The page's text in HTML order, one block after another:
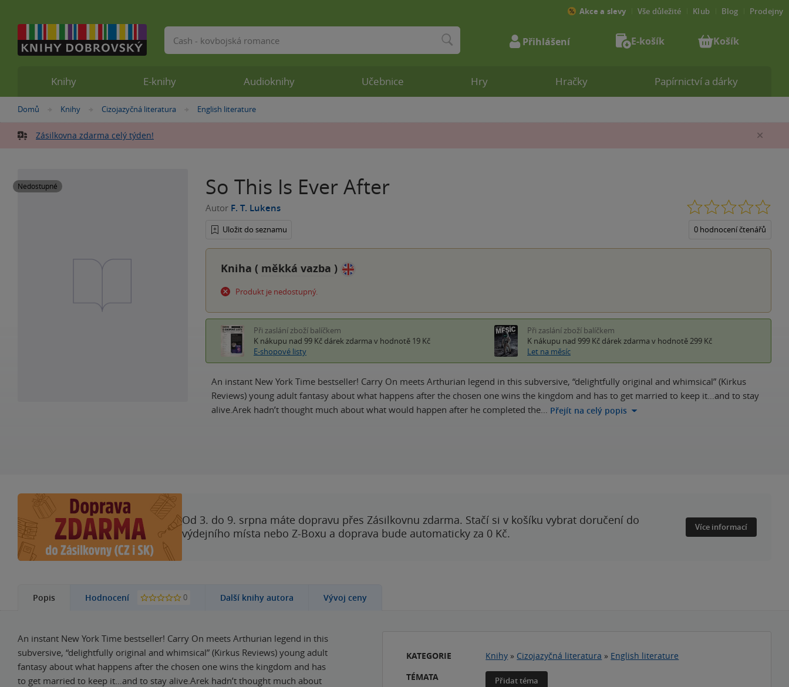
Nacházíte
zde:
Domů »
Knihy »
Cizojazyčná literatura »
English literature
Zásilkovna zdarma celý týden!
Nedostupné So This Is Ever After
Autor F. T. Lukens
Uložit do seznamu 0 hodnocení čtenářů
Kniha ( měkká vazba )
Produkt je nedostupný.
Při zaslání zboží balíčkem
K nákupu nad 99 Kč dárek zdarma v hodnotě 19 Kč
E-shopové listy
Při zaslání zboží balíčkem
K nákupu nad 999 Kč dárek zdarma v hodnotě 299 Kč
Let na měsíc
An instant New York Time bestseller! Carry On meets Arthurian legend in this subversive, “delightfully original and whimsical” (Kirkus
Reviews) young adult fantasy about what happens after the chosen one wins the kingdom and has to get married to keep it…and to stay
alive.Arek hadn’t thought much about what would happen after he completed the… Přejít na celý popis
Od 3. do 9. srpna máte dopravu přes Zásilkovnu zdarma. Stačí si v košíku vybrat doručení do
výdejního místa nebo Z-Boxu a doprava bude automaticky za 0 Kč.
Více informací
Popis Hodnocení 0 Další knihy autora Vývoj ceny
An instant New York Time bestseller! Carry On meets Arthurian legend in this
subversive, “delightfully original and whimsical” (Kirkus Reviews) young adult
fantasy about what happens after the chosen one wins the kingdom and has
to get married to keep it…and to stay alive.Arek hadn’t thought much about
KATEGORIE Knihy » Cizojazyčná literatura » English literature
TÉMATA
Přidat téma
Knihy E-knihy Audioknihy Učebnice Hry Hračky Papírnictví a dárky
Akce a slevy Vše důležité Klub Blog Prodejny
Vyhledávání Přihlášení E-košík Košík